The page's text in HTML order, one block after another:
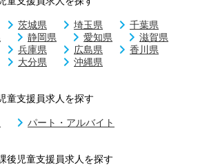
茨城県 埼玉県
千葉県
静岡県 愛知県
滋賀県
兵庫県 広島県
香川県
大分県 沖縄県
童支援員求人を探す
パート・アルバイト
後児童支援員求人を探す